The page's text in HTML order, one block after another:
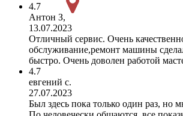
4.7
Антон З,
13.07.2023
Отличный сервис. Очень
обслуживание,ремонт машины
быстро. Очень доволен работой
4.7
евгений с.
27.07.2023
Был здесь пока только один раз, но